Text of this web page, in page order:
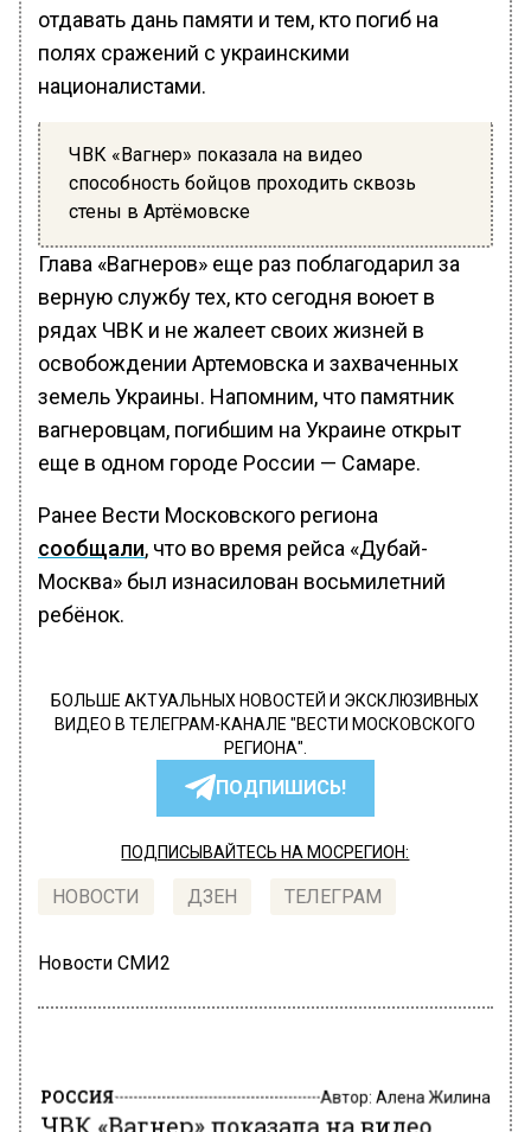
отдавать дань памяти и тем, кто погиб на
полях сражений с украинскими
националистами.
ЧВК «Вагнер» показала на видео
способность бойцов проходить сквозь
стены в Артёмовске
Глава «Вагнеров» еще раз поблагодарил за
верную службу тех, кто сегодня воюет в
рядах ЧВК и не жалеет своих жизней в
освобождении Артемовска и захваченных
земель Украины. Напомним, что памятник
вагнеровцам, погибшим на Украине открыт
еще в одном городе России — Самаре.
Ранее Вести Московского региона
сообщали, что во время рейса «Дубай-
Москва» был изнасилован восьмилетний
ребёнок.
БОЛЬШЕ АКТУАЛЬНЫХ НОВОСТЕЙ И ЭКСКЛЮЗИВНЫХ
ВИДЕО В ТЕЛЕГРАМ-КАНАЛЕ "ВЕСТИ МОСКОВСКОГО
РЕГИОНА".
ПОДПИШИСЬ!
ПОДПИСЫВАЙТЕСЬ НА МОСРЕГИОН:
НОВОСТИ ДЗЕН ТЕЛЕГРАМ
Новости СМИ2
РОССИЯ Автор: Алена Жилина
ЧВК «Вагнер» показала на видео